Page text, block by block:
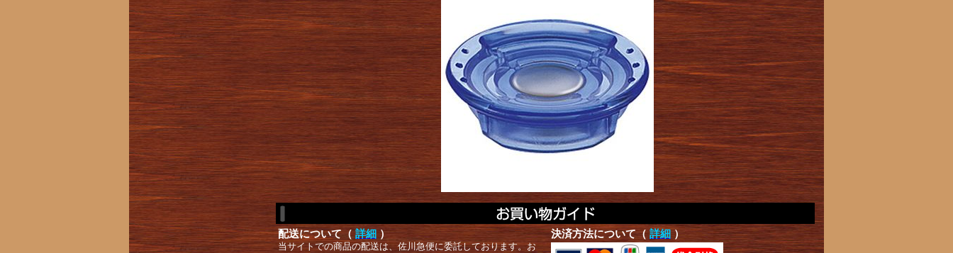
配送について（ 詳細 ）
当サイトでの商品の配送は、佐川急便に委託しております。お
決済方法について（ 詳細 ）